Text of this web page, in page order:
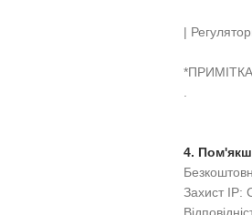
|
4.
Захист IP: